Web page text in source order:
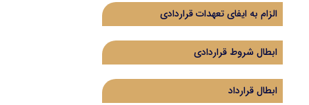
الزام به ایفای تعهدات قراردادی
ابطال شروط قراردادی
ابطال قرارداد